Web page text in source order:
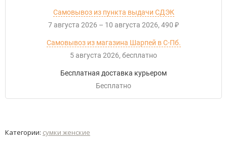
Самовывоз из пункта выдачи СДЭК
7 августа 2026 – 10 августа 2026 490 ₽
Самовывоз из магазина Шарпей в С-Пб.
5 августа 2026
Бесплатно
Бесплатная доставка курьером
Бесплатно
Категории: сумки женские